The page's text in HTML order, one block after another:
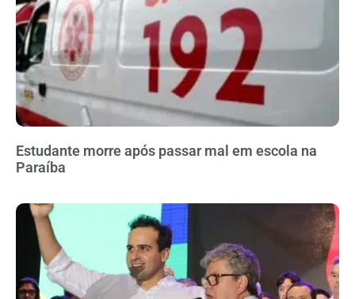
Estudante morre após passar mal em escola na
Paraíba